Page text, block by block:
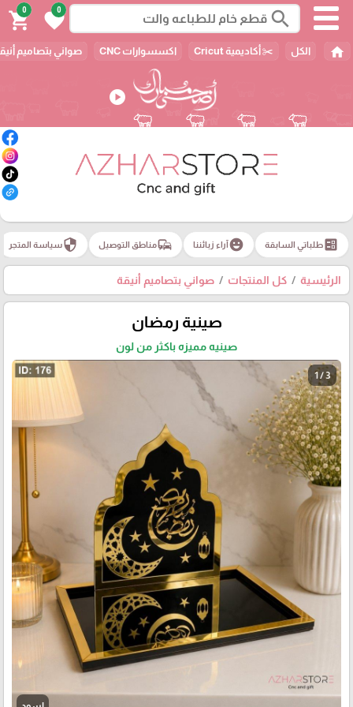
search
0
favorite
0
shopping_cart
home الكل ✂️ أكاديمية Cricut اكسسوارات CNC صواني بتصاميم
play_circle
ballotطلباتي السابقة emoji_emotionsآراء زبائننا commuteمناطق التوصيل securityسياسة المتجر
الرئيسية كل المنتجات صواني بتصاميم أنيقة
صينية رمضان
صينيه مميزه باكثر من لون
1 / 3